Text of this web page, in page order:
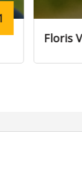
Floris